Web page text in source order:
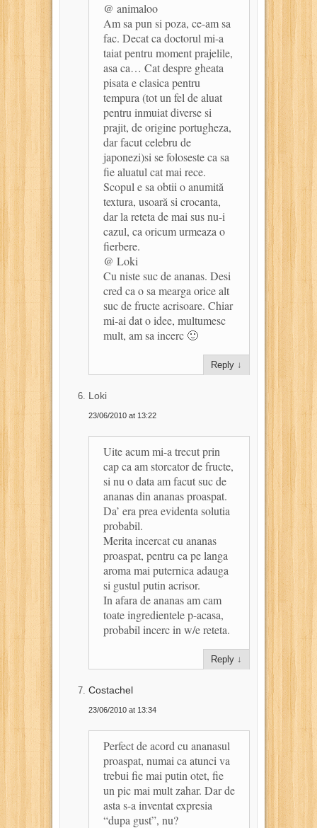
@ animaloo
Am sa pun si poza, ce-am sa
fac. Decat ca doctorul mi-a
taiat pentru moment prajelile,
asa ca… Cat despre gheata
pisata e clasica pentru
tempura (tot un fel de aluat
pentru inmuiat diverse si
prajit, de origine portugheza,
dar facut celebru de
japonezi)si se foloseste ca sa
fie aluatul cat mai rece.
Scopul e sa obtii o anumită
textura, usoară si crocanta,
dar la reteta de mai sus nu-i
cazul, ca oricum urmeaza o
fierbere.
@ Loki
Cu niste suc de ananas. Desi
cred ca o sa mearga orice alt
suc de fructe acrisoare. Chiar
mi-ai dat o idee, multumesc
mult, am sa incerc 🙂
Reply ↓
Loki
23/06/2010 at 13:22
Uite acum mi-a trecut prin
cap ca am storcator de fructe,
si nu o data am facut suc de
ananas din ananas proaspat.
Da’ era prea evidenta solutia
probabil.
Merita incercat cu ananas
proaspat, pentru ca pe langa
aroma mai puternica adauga
si gustul putin acrisor.
In afara de ananas am cam
toate ingredientele p-acasa,
probabil incerc in w/e reteta.
Reply ↓
Costachel
23/06/2010 at 13:34
Perfect de acord cu ananasul
proaspat, numai ca atunci va
trebui fie mai putin otet, fie
un pic mai mult zahar. Dar de
asta s-a inventat expresia
“dupa gust”, nu?